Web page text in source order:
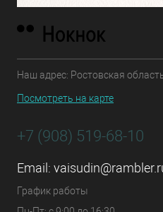
Наш адрес: Ростовская
Посмотреть на карте
+7 (908) 519-68-10
Email:
График работы